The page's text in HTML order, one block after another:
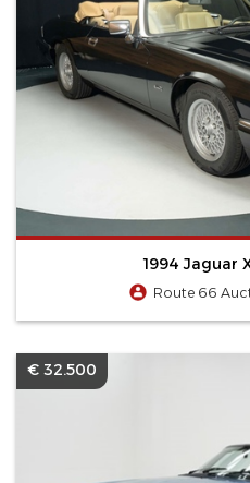
1994 Jaguar
Route 66
€ 32.500